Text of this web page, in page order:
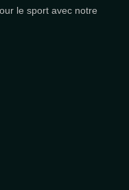
le sport avec notre